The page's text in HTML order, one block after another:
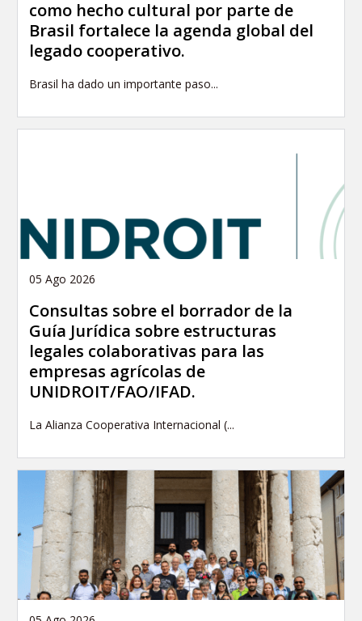
como hecho cultural por parte de
Brasil fortalece la agenda global del
legado cooperativo.
Brasil ha dado un importante paso...
05 Ago 2026
Consultas sobre el borrador de la
Guía Jurídica sobre estructuras
legales colaborativas para las
empresas agrícolas de
UNIDROIT/FAO/IFAD.
La Alianza Cooperativa Internacional (...